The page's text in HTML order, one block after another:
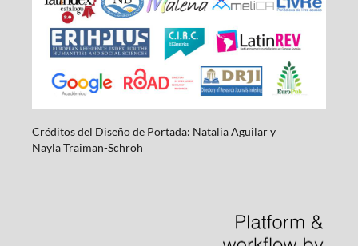
Créditos del Diseño de Portada: Natalia Aguilar y
NaylaTraiman-Schroh